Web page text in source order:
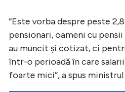
”Este vorba despre peste
pensionari, oameni cu
au muncit și cotizat, ci
într-o perioadă în care
foarte mici”, a spus ministrul